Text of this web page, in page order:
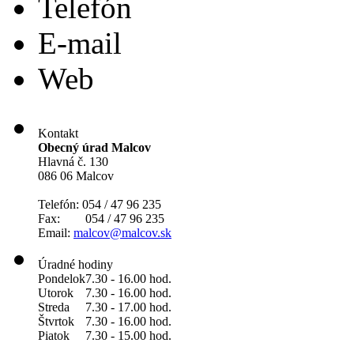
Telefón
E-mail
Web
Kontakt
Obecný úrad Malcov
Hlavná č. 130
086 06 Malcov
Telefón: 054 / 47 96 235
Fax: 054 / 47 96 235
Email: malcov@malcov.sk
Úradné hodiny
Pondelok7.30 - 16.00 hod.
Utorok
7.30 - 16.00 hod.
Streda
7.30 - 17.00 hod.
Štvrtok
7.30 - 16.00 hod.
Piatok
7.30 - 15.00 hod.